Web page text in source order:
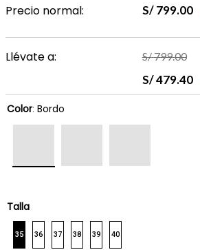
Precio normal: S/ 799.00
Llévate a: S/799.00
S/479.40
Color: Bordo
Talla
35 36 37 38 39 40